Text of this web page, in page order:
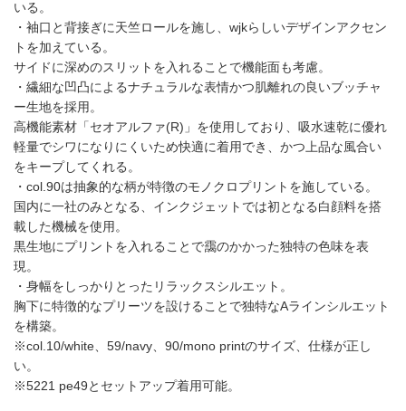
いる。
・袖口と背接ぎに天竺ロールを施し、wjkらしいデザインアクセン
トを加えている。
サイドに深めのスリットを入れることで機能面も考慮。
・繊細な凹凸によるナチュラルな表情かつ肌離れの良いブッチャ
ー生地を採用。
高機能素材「セオアルファ(R)」を使用しており、吸水速乾に優れ
軽量でシワになりにくいため快適に着用でき、かつ上品な風合い
をキープしてくれる。
・col.90は抽象的な柄が特徴のモノクロプリントを施している。
国内に一社のみとなる、インクジェットでは初となる白顔料を搭
載した機械を使用。
黒生地にプリントを入れることで靄のかかった独特の色味を表
現。
・身幅をしっかりとったリラックスシルエット。
胸下に特徴的なプリーツを設けることで独特なAラインシルエット
を構築。
※col.10/white、59/navy、90/mono printのサイズ、仕様が正し
い。
※5221 pe49とセットアップ着用可能。